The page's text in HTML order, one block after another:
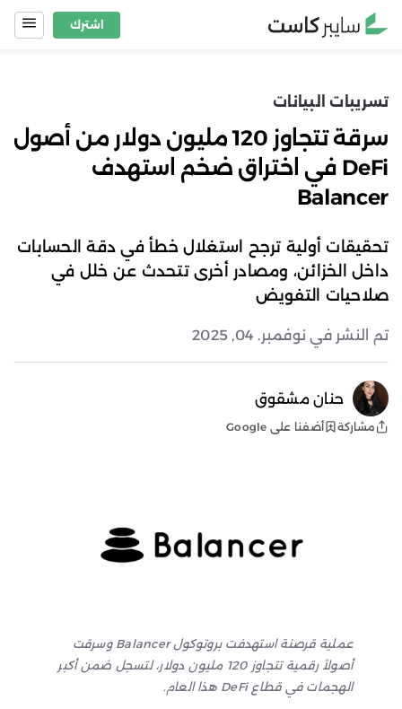
Skip
اشترك
تسريبات البيانات
سرقة تتجاوز 120 مليون دولار من أصول
DeFi في اختراق ضخم استهدف
Balancer
تحقيقات أولية ترجح استغلال خطأ في دقة الحسابات
داخل الخزائن، ومصادر أخرى تتحدث عن خلل في
صلاحيات التفويض
تم النشر في نوفمبر. 04, 2025
حنان مشقوق
مشاركة أضفنا على Google
عملية قرصنة استهدفت بروتوكول Balancer وسرقت
أصولاً رقمية تتجاوز 120 مليون دولار، لتسجل ضمن أكبر
الهجمات في قطاع DeFi هذا العام.